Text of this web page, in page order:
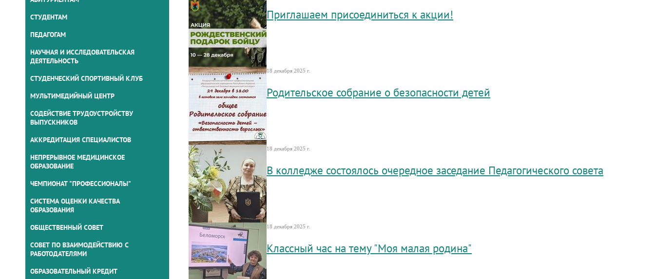
СТУДЕНТАМ
ПЕДАГОГАМ
НАУЧНАЯ И ИССЛЕДОВАТЕЛЬСКАЯ
ДЕЯТЕЛЬНОСТЬ
СТУДЕНЧЕСКИЙ СПОРТИВНЫЙ КЛУБ
МУЛЬТИМЕДИЙНЫЙ ЦЕНТР
СОДЕЙСТВИЕ ТРУДОУСТРОЙСТВУ
ВЫПУСКНИКОВ
АККРЕДИТАЦИЯ СПЕЦИАЛИСТОВ
НЕПРЕРЫВНОЕ МЕДИЦИНСКОЕ
ОБРАЗОВАНИЕ
ЧЕМПИОНАТ "ПРОФЕССИОНАЛЫ"
СИСТЕМА ОЦЕНКИ КАЧЕСТВА
ОБРАЗОВАНИЯ
ОБЩЕСТВЕННЫЙ СОВЕТ
СОВЕТ ПО ВЗАИМОДЕЙСТВИЮ С
РАБОТОДАТЕЛЯМИ
ОБРАЗОВАТЕЛЬНЫЙ КРЕДИТ
Приглашаем присоединиться к акции!
18 декабря 2025 г.
Родительское собрание о безопасности детей
18 декабря 2025 г.
В колледже состоялось очередное заседание Педагогического совета
18 декабря 2025 г.
Классный час на тему "Моя малая родина"